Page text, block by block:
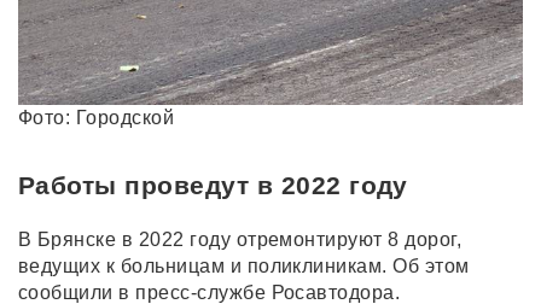
Фото: Городской
Работы проведут в 2022 году
В Брянске в 2022 году отремонтируют 8 дорог,
ведущих к больницам и поликлиникам. Об этом
сообщили в пресс-службе Росавтодора.